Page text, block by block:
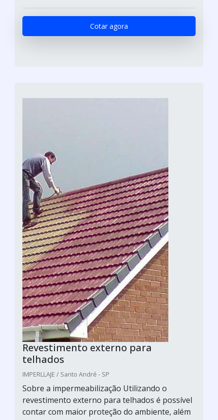
Cotar agora
Revestimento externo para
telhados
IMPERLLAJE / Santo André - SP
Sobre a impermeabilização Utilizando o
revestimento externo para telhados é possível
contar com maior proteção do ambiente, além